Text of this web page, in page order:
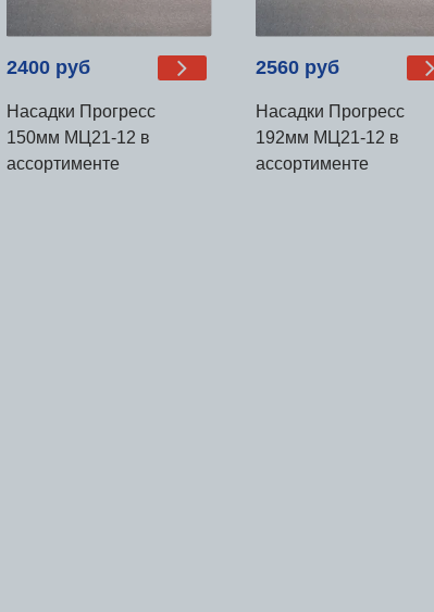
2400 руб
Насадки Прогресс
150мм МЦ21-12 в
ассортименте
2560 руб
Насадки Прогресс
192мм МЦ21-12 в
ассортименте